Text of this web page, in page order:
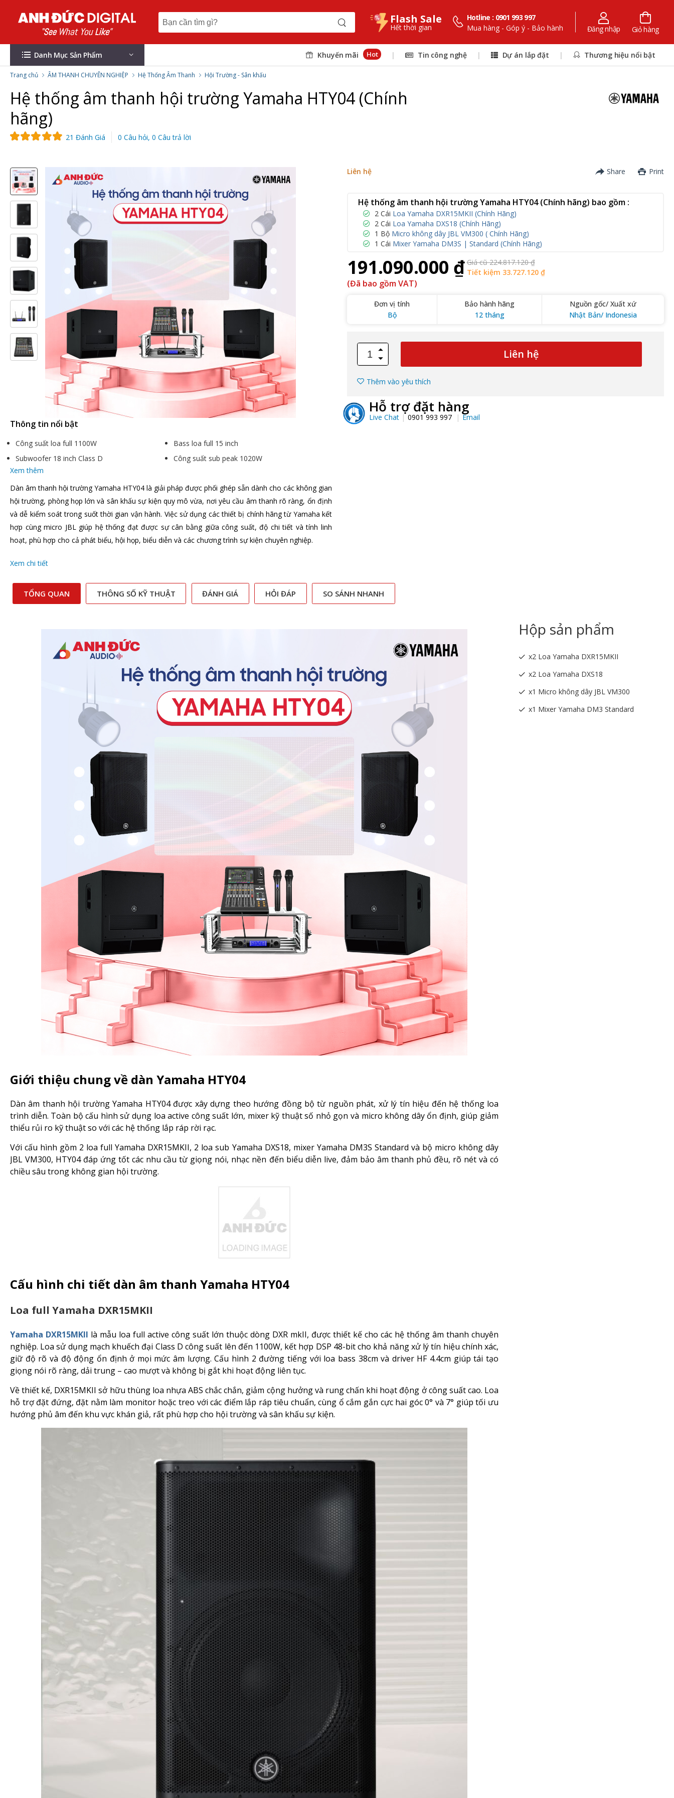
Flash Sale
Hết thời gian
Hotline : 0901 993 997
Mua hàng - Góp ý - Bảo hành
Đăng nhập Giỏ hàng
Danh Mục Sản Phẩm Khuyến mãi Hot | Tin công nghệ | Dự án lắp đặt | Thương hiệu nổi bật
Trang chủ ÂM THANH CHUYÊN NGHIỆP Hệ Thống Âm Thanh Hội Trường - Sân khấu
Hệ thống âm thanh hội trường Yamaha HTY04 (Chính
hãng)
21 Đánh Giá 0 Câu hỏi, 0 Câu trả lời
Thông tin nổi bật
Công suất loa full 1100W
Bass loa full 15 inch
Subwoofer 18 inch Class D
Công suất sub peak 1020W
Xem thêm
Dàn âm thanh hội trường Yamaha HTY04 là giải pháp được phối ghép sẵn dành cho các không gian
hội trường, phòng họp lớn và sân khấu sự kiện quy mô vừa, nơi yêu cầu âm thanh rõ ràng, ổn định
và dễ kiểm soát trong suốt thời gian vận hành. Việc sử dụng các thiết bị chính hãng từ Yamaha kết
hợp cùng micro JBL giúp hệ thống đạt được sự cân bằng giữa công suất, độ chi tiết và tính linh
hoạt, phù hợp cho cả phát biểu, hội họp, biểu diễn và các chương trình sự kiện chuyên nghiệp.
Xem chi tiết
Liên hệ Share Print
Hệ thống âm thanh hội trường Yamaha HTY04 (Chính hãng) bao gồm :
2 Cái Loa Yamaha DXR15MKII (Chính Hãng)
2 Cái Loa Yamaha DXS18 (Chính Hãng)
1 Bộ Micro không dây JBL VM300 ( Chính Hãng)
1 Cái Mixer Yamaha DM3S | Standard (Chính Hãng)
191.090.000 ₫ Giá cũ 224.817.120 ₫
Tiết kiệm 33.727.120 ₫
(Đã bao gồm VAT)
Đơn vị tính
Bộ
Bảo hành hãng
12 tháng
Nguồn gốc/ Xuất xứ
Nhật Bản/ Indonesia
Liên hệ
Thêm vào yêu thích
Hỗ trợ đặt hàng
Live Chat 0901 993 997 Email
TỔNG QUAN THÔNG SỐ KỸ THUẬT ĐÁNH GIÁ HỎI ĐÁP SO SÁNH NHANH
Giới thiệu chung về dàn Yamaha HTY04
Dàn âm thanh hội trường Yamaha HTY04 được xây dựng theo hướng đồng bộ từ nguồn phát, xử lý tín hiệu đến hệ thống loa
trình diễn. Toàn bộ cấu hình sử dụng loa active công suất lớn, mixer kỹ thuật số nhỏ gọn và micro không dây ổn định, giúp giảm
thiểu rủi ro kỹ thuật so với các hệ thống lắp ráp rời rạc.
Với cấu hình gồm 2 loa full Yamaha DXR15MKII, 2 loa sub Yamaha DXS18, mixer Yamaha DM3S Standard và bộ micro không dây
JBL VM300, HTY04 đáp ứng tốt các nhu cầu từ giọng nói, nhạc nền đến biểu diễn live, đảm bảo âm thanh phủ đều, rõ nét và có
chiều sâu trong không gian hội trường.
Cấu hình chi tiết dàn âm thanh Yamaha HTY04
là mẫu loa full active công suất lớn thuộc dòng DXR mkII, được thiết kế cho các hệ thống âm thanh chuyên
nghiệp. Loa sử dụng mạch khuếch đại Class D công suất lên đến 1100W, kết hợp DSP 48-bit cho khả năng xử lý tín hiệu chính xác,
giữ độ rõ và độ động ổn định ở mọi mức âm lượng. Cấu hình 2 đường tiếng với loa bass 38cm và driver HF 4.4cm giúp tái tạo
giọng nói rõ ràng, dải trung – cao mượt và không bị gắt khi hoạt động liên tục.
Về thiết kế, DXR15MKII sở hữu thùng loa nhựa ABS chắc chắn, giảm cộng hưởng và rung chấn khi hoạt động ở công suất cao. Loa
hỗ trợ đặt đứng, đặt nằm làm monitor hoặc treo với các điểm lắp ráp tiêu chuẩn, cùng ổ cắm gắn cực hai góc 0° và 7° giúp tối ưu
hướng phủ âm đến khu vực khán giả, rất phù hợp cho hội trường và sân khấu sự kiện.
Hộp sản phẩm
x2 Loa Yamaha DXR15MKII
x2 Loa Yamaha DXS18
x1 Micro không dây JBL VM300
x1 Mixer Yamaha DM3 Standard